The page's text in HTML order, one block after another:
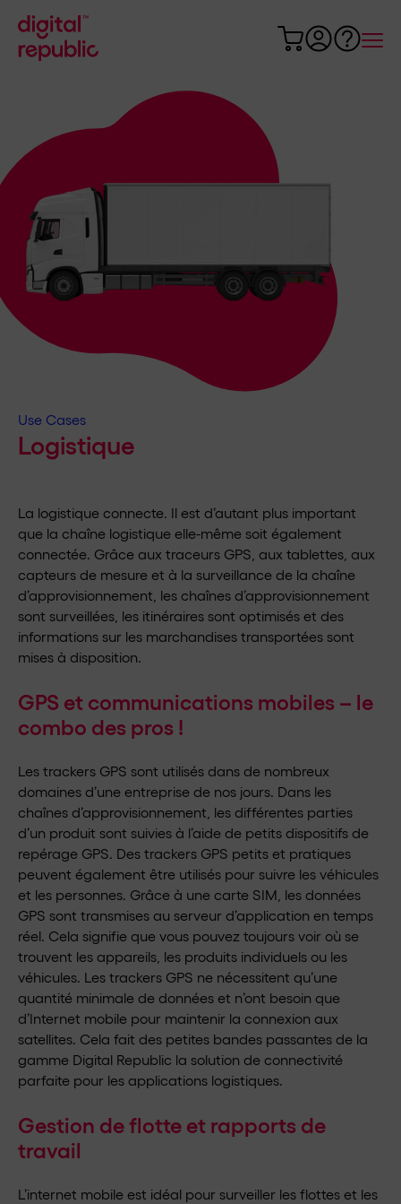
Use Cases
Logistique
La logistique connecte. Il est d’autant plus important
que la chaîne logistique elle-même soit également
connectée. Grâce aux traceurs GPS, aux tablettes, aux
capteurs de mesure et à la surveillance de la chaîne
d’approvisionnement, les chaînes d’approvisionnement
sont surveillées, les itinéraires sont optimisés et des
informations sur les marchandises transportées sont
mises à disposition.
GPS et communications mobiles – le
combo des pros !
Les trackers GPS sont utilisés dans de nombreux
domaines d’une entreprise de nos jours. Dans les
chaînes d’approvisionnement, les différentes parties
d’un produit sont suivies à l’aide de petits dispositifs de
repérage GPS. Des trackers GPS petits et pratiques
peuvent également être utilisés pour suivre les véhicules
et les personnes. Grâce à une carte SIM, les données
GPS sont transmises au serveur d’application en temps
réel. Cela signifie que vous pouvez toujours voir où se
trouvent les appareils, les produits individuels ou les
véhicules. Les trackers GPS ne nécessitent qu’une
quantité minimale de données et n’ont besoin que
d’Internet mobile pour maintenir la connexion aux
satellites. Cela fait des petites bandes passantes de la
gamme Digital Republic la solution de connectivité
parfaite pour les applications logistiques.
Gestion de flotte et rapports de
travail
L’internet mobile est idéal pour surveiller les flottes et les